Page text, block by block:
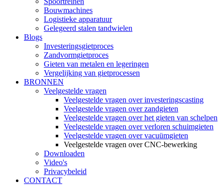
Bouwmachines
Logistieke apparatuur
Gelegeerd stalen tandwielen
Blogs
Investeringsgietproces
Zandvormgietproces
Gieten van metalen en legeringen
Vergelijking van gietprocessen
BRONNEN
Veelgestelde vragen
Veelgestelde vragen over investeringscasting
Veelgestelde vragen over zandgieten
Veelgestelde vragen over het gieten van schelpen
Veelgestelde vragen over verloren schuimgieten
Veelgestelde vragen over vacuümgieten
Veelgestelde vragen over CNC-bewerking
Downloaden
Video's
Privacybeleid
CONTACT